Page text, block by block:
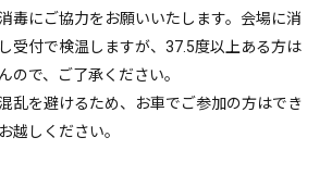
毒にご協力をお願いいたします。会場に消
受付で検温しますが、37.5度以上ある方は
ので、ご了承ください。
乱を避けるため、お車でご参加の方はでき
越しください。